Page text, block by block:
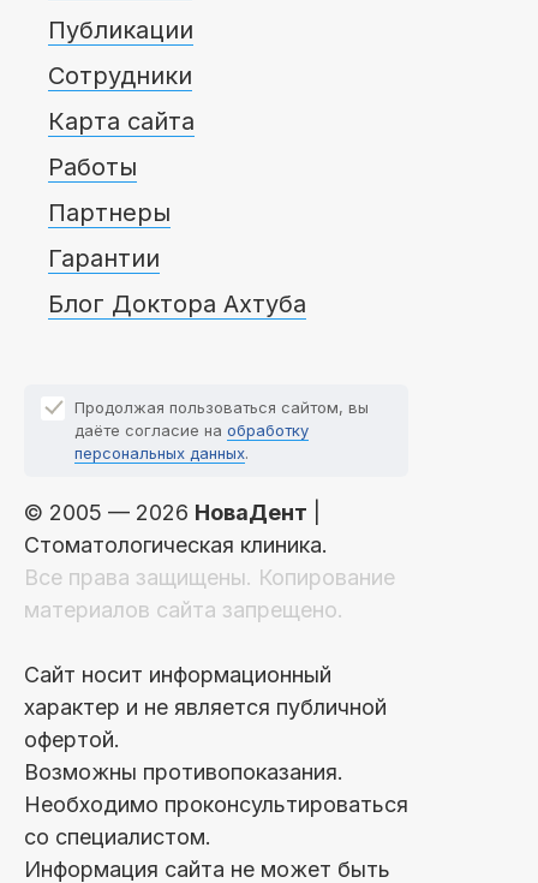
Публикации
Сотрудники
Карта сайта
Работы
Партнеры
Гарантии
Блог Доктора Ахтуба
Продолжая пользоваться сайтом, вы
даёте согласие на обработку
персональных данных.
© 2005 — 2026 НоваДент
Стоматологическая клиника.
Все права защищены. Копирование
материалов сайта запрещено.
Сайт носит информационный
характер и не является публичной
офертой.
Возможны противопоказания.
Необходимо проконсультироваться
со специалистом.
Информация сайта не может быть